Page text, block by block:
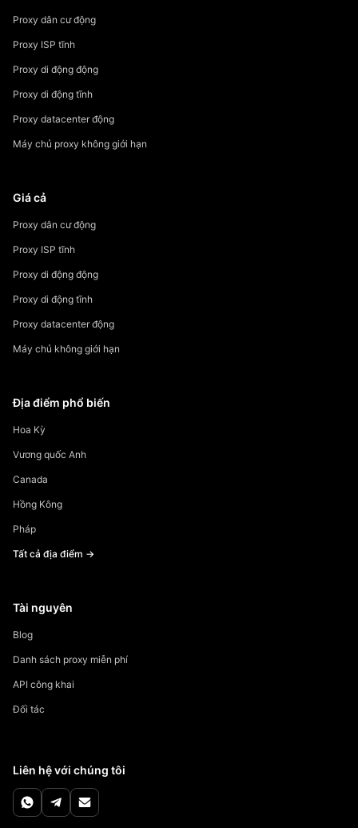
Proxy dân cư động
Proxy ISP tĩnh
Proxy di động động
Proxy di động tĩnh
Proxy datacenter động
Máy chủ proxy không giới hạn
Giá cả
Proxy dân cư động
Proxy ISP tĩnh
Proxy di động động
Proxy di động tĩnh
Proxy datacenter động
Máy chủ không giới hạn
Địa điểm phổ biến
Hoa Kỳ
Vương quốc Anh
Canada
Hồng Kông
Pháp
Tất cả địa điểm →
Tài nguyên
Blog
Danh sách proxy miễn phí
API công khai
Đối tác
Liên hệ với chúng tôi